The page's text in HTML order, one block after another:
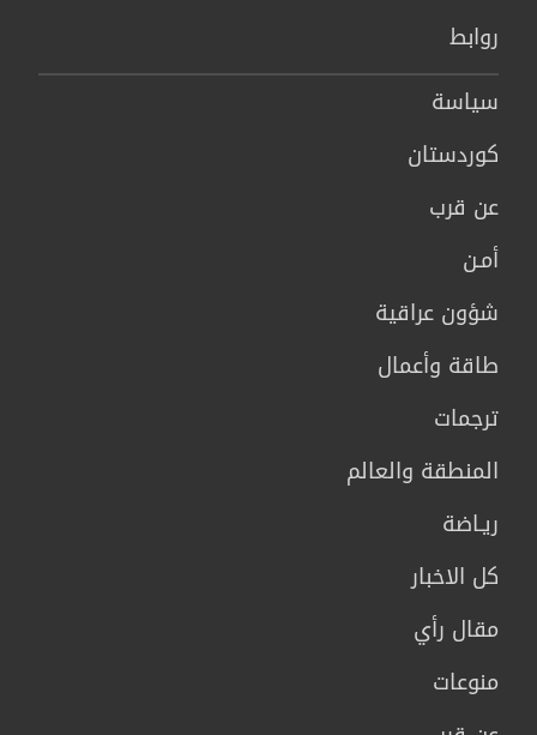
روابط
سیاسة
كوردستان
عن قرب
أمـن
شؤون عراقية
طاقة وأعمال
ترجمات
المنطقة والعالم
ريـاضة
كل الاخبار
مقال رأي
منوعات